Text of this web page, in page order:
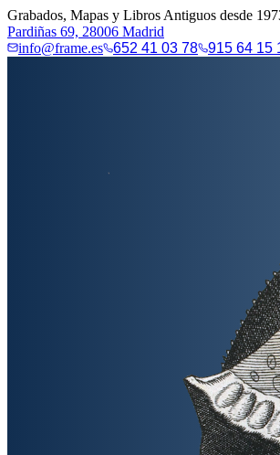
Grabados, Mapas y Libros Antiguos desde
Pardiñas 69, 28006 Madrid
info@frame.es
652 41 03 78 915 64 15